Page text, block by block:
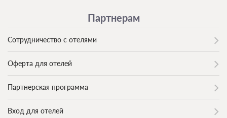
Партнерам
Сотрудничество с отелями
Оферта для отелей
Партнерская программа
Вход для отелей